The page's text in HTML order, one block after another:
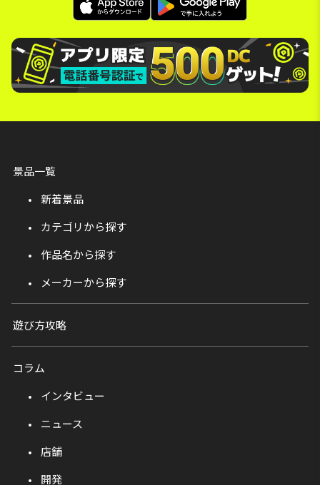
景品一覧
新着景品
カテゴリから探す
作品名から探す
メーカーから探す
遊び方攻略
コラム
インタビュー
ニュース
店舗
開発